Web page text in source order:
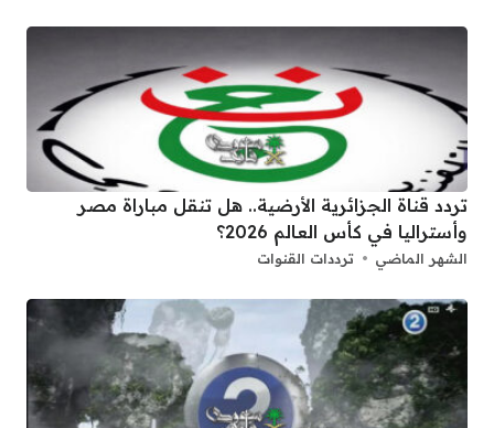
تردد قناة الجزائرية الأرضية.. هل تنقل مباراة مصر
وأستراليا في كأس العالم 2026؟
الشهر الماضي ترددات القنوات